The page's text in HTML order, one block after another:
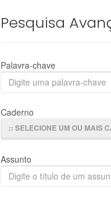
Pesquisa
Palavra-chave
Caderno
:: SELECIONE UM OU MAIS
Assunto